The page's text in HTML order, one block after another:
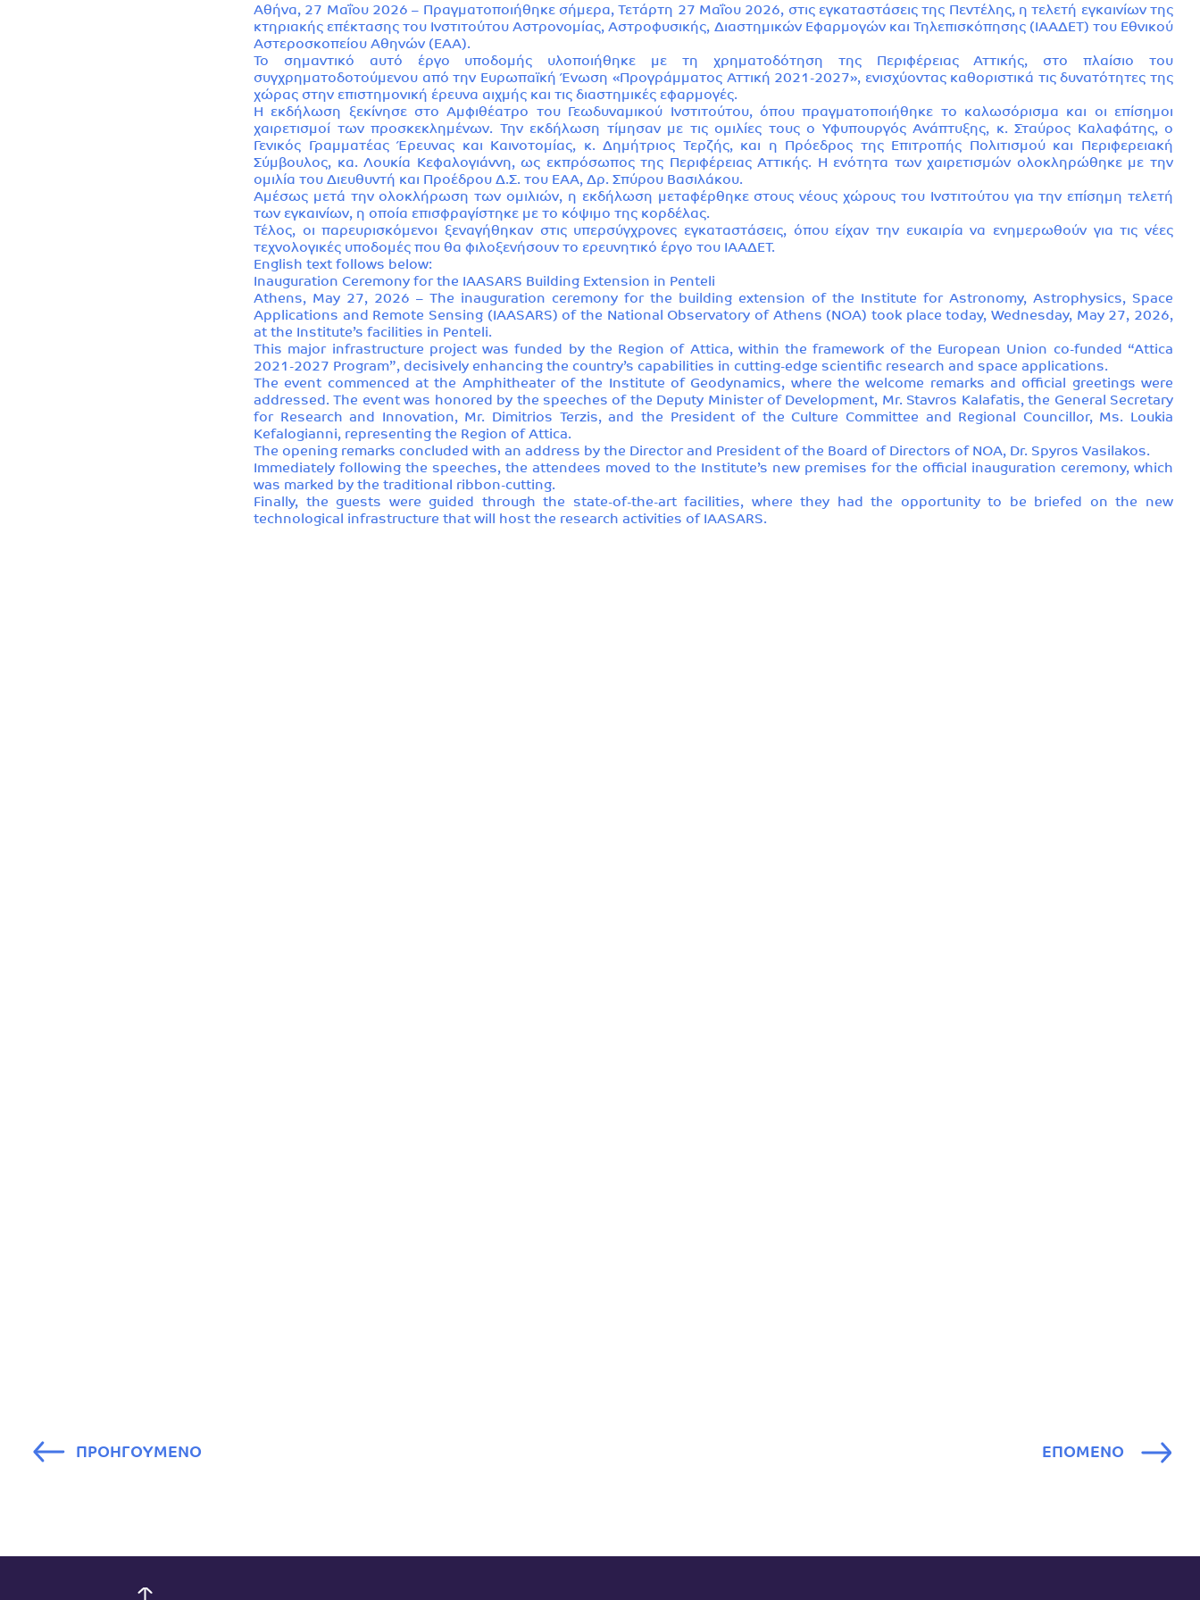
Αθήνα, 27 Μαΐου 2026 – Πραγματοποιήθηκε σήμερα, Τετάρτη 27 Μαΐου 2026, στις εγκαταστάσεις της Πεντέλης, η τελετή εγκαινίων της
κτηριακής επέκτασης του Ινστιτούτου Αστρονομίας, Αστροφυσικής, Διαστημικών Εφαρμογών και Τηλεπισκόπησης (ΙΑΑΔΕΤ) του Εθνικού
Αστεροσκοπείου Αθηνών (ΕΑΑ).
Το σημαντικό αυτό έργο υποδομής υλοποιήθηκε με τη χρηματοδότηση της Περιφέρειας Αττικής, στο πλαίσιο του
συγχρηματοδοτούμενου από την Ευρωπαϊκή Ένωση «Προγράμματος Αττική 2021-2027», ενισχύοντας καθοριστικά τις δυνατότητες της
χώρας στην επιστημονική έρευνα αιχμής και τις διαστημικές εφαρμογές.
Η εκδήλωση ξεκίνησε στο Αμφιθέατρο του Γεωδυναμικού Ινστιτούτου, όπου πραγματοποιήθηκε το καλωσόρισμα και οι επίσημοι
χαιρετισμοί των προσκεκλημένων. Την εκδήλωση τίμησαν με τις ομιλίες τους ο Υφυπουργός Ανάπτυξης, κ. Σταύρος Καλαφάτης, ο
Γενικός Γραμματέας Έρευνας και Καινοτομίας, κ. Δημήτριος Τερζής, και η Πρόεδρος της Επιτροπής Πολιτισμού και Περιφερειακή
Σύμβουλος, κα. Λουκία Κεφαλογιάννη, ως εκπρόσωπος της Περιφέρειας Αττικής. Η ενότητα των χαιρετισμών ολοκληρώθηκε με την
ομιλία του Διευθυντή και Προέδρου Δ.Σ. του ΕΑΑ, Δρ. Σπύρου Βασιλάκου.
Αμέσως μετά την ολοκλήρωση των ομιλιών, η εκδήλωση μεταφέρθηκε στους νέους χώρους του Ινστιτούτου για την επίσημη τελετή
των εγκαινίων, η οποία επισφραγίστηκε με το κόψιμο της κορδέλας.
Τέλος, οι παρευρισκόμενοι ξεναγήθηκαν στις υπερσύγχρονες εγκαταστάσεις, όπου είχαν την ευκαιρία να ενημερωθούν για τις νέες
τεχνολογικές υποδομές που θα φιλοξενήσουν το ερευνητικό έργο του ΙΑΑΔΕΤ.
English text follows below:
Inauguration Ceremony for the IAASARS Building Extension in Penteli
Athens, May 27, 2026 – The inauguration ceremony for the building extension of the Institute for Astronomy, Astrophysics, Space
Applications and Remote Sensing (IAASARS) of the National Observatory of Athens (NOA) took place today, Wednesday, May 27, 2026,
at the Institute’s facilities in Penteli.
This major infrastructure project was funded by the Region of Attica, within the framework of the European Union co-funded “Attica
2021-2027 Program”, decisively enhancing the country’s capabilities in cutting-edge scientific research and space applications.
The event commenced at the Amphitheater of the Institute of Geodynamics, where the welcome remarks and official greetings were
addressed. The event was honored by the speeches of the Deputy Minister of Development, Mr. Stavros Kalafatis, the General Secretary
for Research and Innovation, Mr. Dimitrios Terzis, and the President of the Culture Committee and Regional Councillor, Ms. Loukia
Kefalogianni, representing the Region of Attica.
The opening remarks concluded with an address by the Director and President of the Board of Directors of NOA, Dr. Spyros Vasilakos.
Immediately following the speeches, the attendees moved to the Institute’s new premises for the official inauguration ceremony, which
was marked by the traditional ribbon-cutting.
Finally, the guests were guided through the state-of-the-art facilities, where they had the opportunity to be briefed on the new
technological infrastructure that will host the research activities of IAASARS.
ΠΡΟΗΓΟΥΜΕΝΟ ΕΠΟΜΕΝΟ